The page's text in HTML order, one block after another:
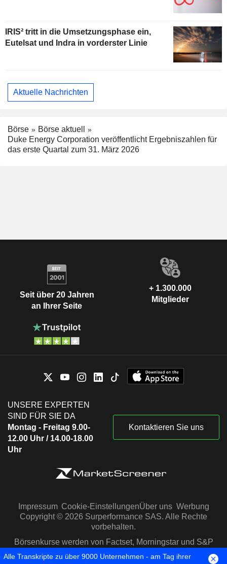
IRIS² tritt in die Umsetzungsphase ein,
Eutelsat und Indra in vorderster Linie
Aktuelle Nachrichten
Börse
Börse aktuell
Duke Energy Corporation veröffentlicht Ergebniszahlen für
das erste Quartal zum 31. März 2026
Seit über 20 Jahren
an Ihrer Seite
+ 1.300.000
Mitglieder
UNSERE EXPERTEN
SIND FÜR SIE DA
Montag - Freitag 9.00-
12.00 Uhr / 14.00-18.00
Uhr
Kontaktieren Sie uns
Impressum Cookie-EinstellungenÜber uns Werbung
Copyright © 2026 Surperformance SAS. Alle Rechte
vorbehalten.
Börsenkurse werden von Factset, Morningstar und S&P
Capital IQ zur Verfügung gestellt
Alle Transkripte zu über 9000 Unternehmen - am Tag ihrer